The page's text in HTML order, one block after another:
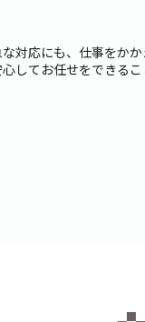
対応にも、仕事をか
してお任せをできるこ